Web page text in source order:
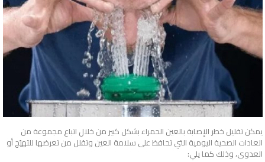
يمكن تقليل خطر الإصابة بالعين الحمراء بشكل كبير من خلال اتباع مجموعة من
العادات الصحية اليومية التي تحافظ على سلامة العين وتقلل من تعرضها للتهيّج أو
العدوى، وذلك كما يلي: